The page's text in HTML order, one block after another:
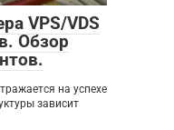
VPS/VDS
Обзор
на успехе
зависит